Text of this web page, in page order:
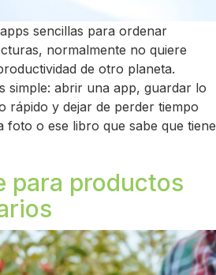
sencillas para ordenar
normalmente no quiere
de otro planeta.
simple: abrir una app, guardar lo
rápido y dejar de perder tiempo
foto o ese libro que sabe que tiene
para productos